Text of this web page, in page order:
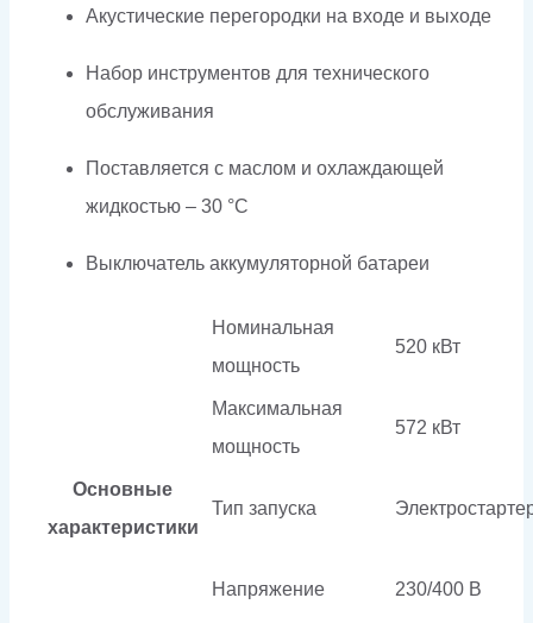
Акустические перегородки на входе и выходе
Набор инструментов для технического
обслуживания
Поставляется с маслом и охлаждающей
жидкостью – 30 °C
Выключатель аккумуляторной батареи
Основные
характеристики
Номинальная
мощность
520 кВт
Максимальная
мощность
572 кВт
Тип запуска
Напряжение 230/400 В